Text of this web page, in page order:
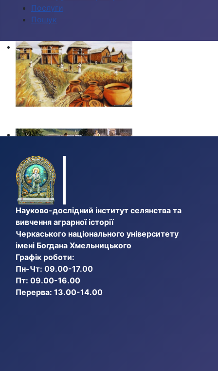
Послуги
Пошук
Науково-дослідний інститут селянства та
вивчення аграрної історії
Черкаського національного університету
імені Богдана Хмельницького
Графік роботи:
Пн-Чт: 09.00-17.00
Пт: 09.00-16.00
Перерва: 13.00-14.00